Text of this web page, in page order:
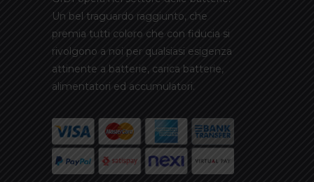
Un bel traguardo raggiunto, che
premia tutti coloro che con fiducia si
rivolgono a noi per qualsiasi esigenza
attinente a batterie, carica batterie,
alimentatori ed accumulatori.